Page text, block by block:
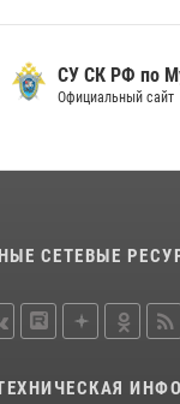
занятие совместно с
30 июля 2026, 14:05
хулиганские
магазине - буфете
15 июля 2026, 14:01
16 июля 2026, 07:26
В Мурманске
задержали мужчину,
16 июля 2026, 08:31
СУ СК РФ по
Официальный сайт
СЕТЕВЫЕ